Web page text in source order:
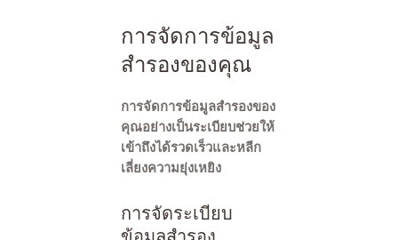
การจัดการข้อมูล
สำรองของคุณ
การจัดการข้อมูลสำรองของ
คุณอย่างเป็นระเบียบช่วยให้
เข้าถึงได้รวดเร็วและหลีก
เลี่ยงความยุ่งเหยิง
การจัดระเบียบ